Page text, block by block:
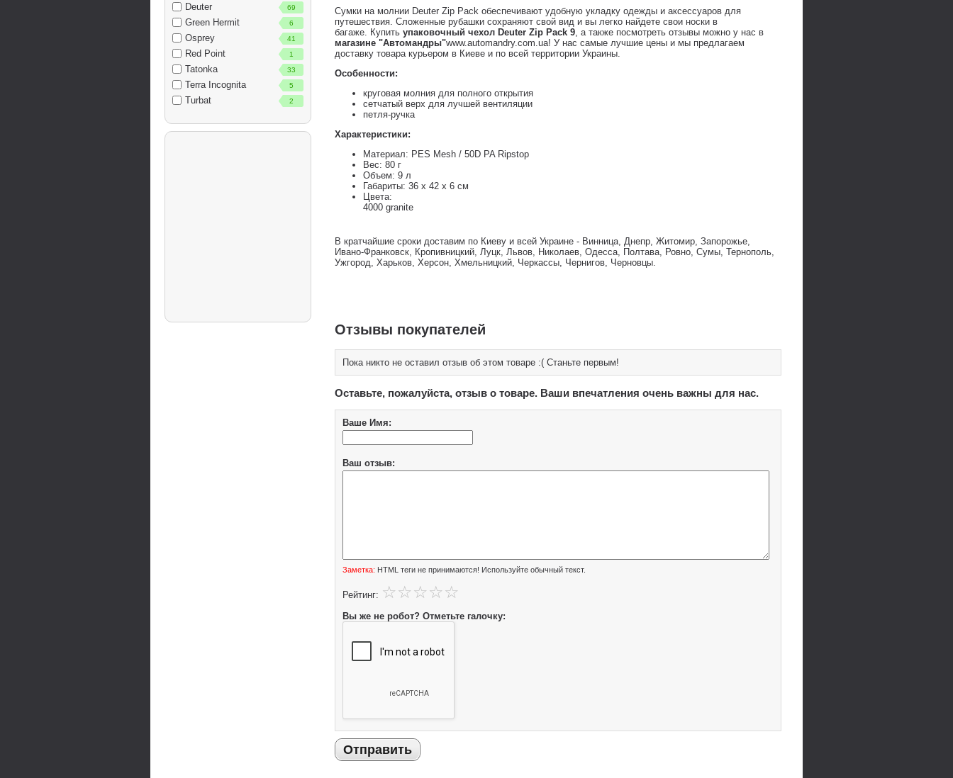
Deuter 69
Green Hermit 6
Osprey 41
Red Point 1
Tatonka 33
Terra Incognita 5
Turbat 2
Сумки на молнии Deuter Zip Pack обеспечивают удобную укладку одежды и аксессуаров для
путешествия. Сложенные рубашки сохраняют свой вид и вы легко найдете свои носки в
багаже. Купить упаковочный чехол Deuter Zip Pack 9, а также посмотреть отзывы можно у нас в
магазине "Автомандры"www.automandry.com.ua! У нас самые лучшие цены и мы предлагаем
доставку товара курьером в Киеве и по всей территории Украины.
Особенности:
круговая молния для полного открытия
сетчатый верх для лучшей вентиляции
петля-ручка
Характеристики:
Материал: PES Mesh / 50D PA Ripstop
Вес: 80 г
Объем: 9 л
Габариты: 36 x 42 x 6 см
Цвета:
4000 granite
В кратчайшие сроки доставим по Киеву и всей Украине - Винница, Днепр, Житомир, Запорожье,
Ивано-Франковск, Кропивницкий, Луцк, Львов, Николаев, Одесса, Полтава, Ровно, Сумы, Тернополь,
Ужгород, Харьков, Херсон, Хмельницкий, Черкассы, Чернигов, Черновцы.
Отзывы покупателей
Пока никто не оставил отзыв об этом товаре :( Станьте первым!
Оставьте, пожалуйста, отзыв о товаре. Ваши впечатления очень важны для нас.
Ваше Имя:
Ваш отзыв:
Заметка: HTML теги не принимаются! Используйте обычный текст.
Рейтинг:
Вы же не робот? Отметьте галочку:
Отправить